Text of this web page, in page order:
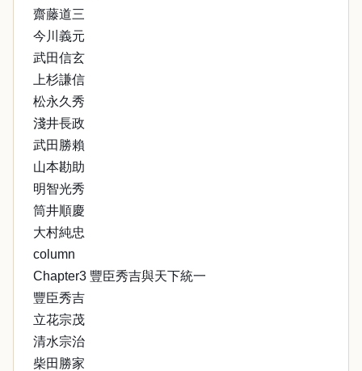
齋藤道三
今川義元
武田信玄
上杉謙信
松永久秀
淺井長政
武田勝賴
山本勘助
明智光秀
筒井順慶
大村純忠
column
Chapter3 豐臣秀吉與天下統一
豐臣秀吉
立花宗茂
清水宗治
柴田勝家